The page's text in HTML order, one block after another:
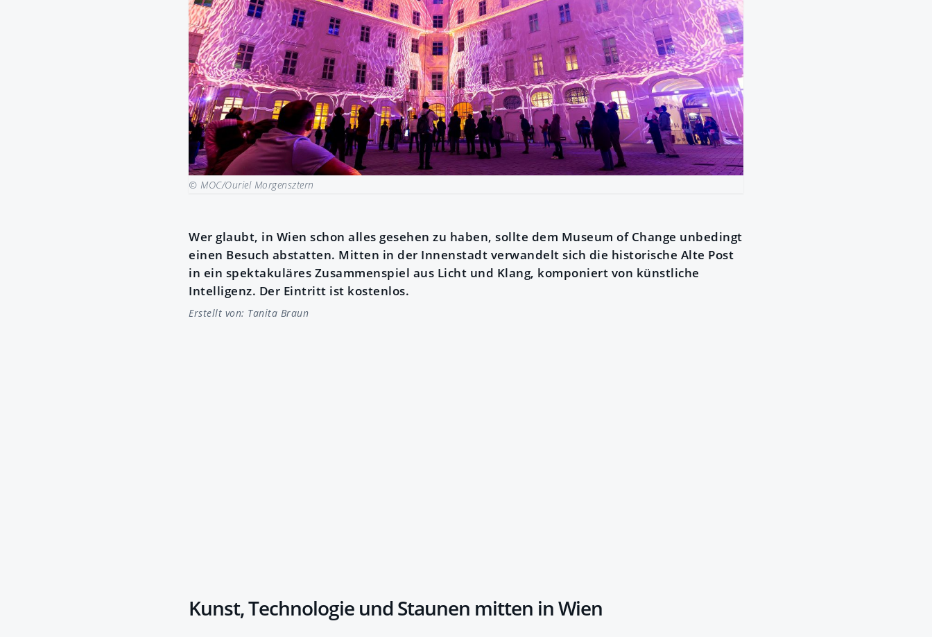
© MOC/Ouriel Morgensztern
Wer glaubt, in Wien schon alles gesehen zu haben, sollte dem Museum of Change unbedingt
einen Besuch abstatten. Mitten in der Innenstadt verwandelt sich die historische Alte Post
in ein spektakuläres Zusammenspiel aus Licht und Klang, komponiert von künstliche
Intelligenz. Der Eintritt ist kostenlos.
Erstellt von: Tanita Braun
Kunst, Technologie und Staunen mitten in Wien